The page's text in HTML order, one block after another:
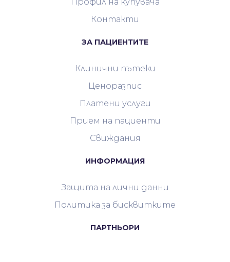
Контакти
ЗА ПАЦИЕНТИТЕ
Клинични пътеки
Ценоразпис
Платени услуги
Прием на пациенти
Свиждания
ИНФОРМАЦИЯ
Защита на лични данни
Политика за бисквитките
ПАРТНЬОРИ